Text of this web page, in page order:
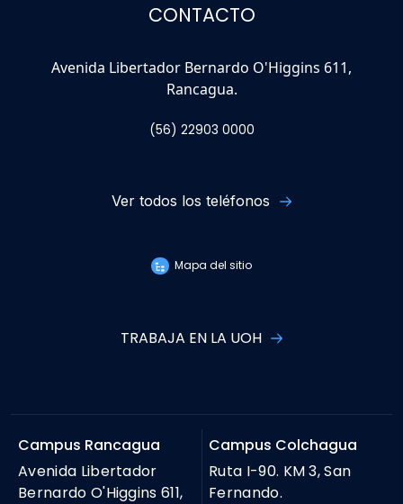
CONTACTO
Avenida Libertador Bernardo O'Higgins 611,
Rancagua.
(56) 22903 0000
Ver todos los teléfonos
Mapa del sitio
TRABAJA EN LA UOH
Campus Rancagua
Avenida Libertador
Bernardo O'Higgins 611,
Campus Colchagua
Ruta I-90. KM 3, San
Fernando.